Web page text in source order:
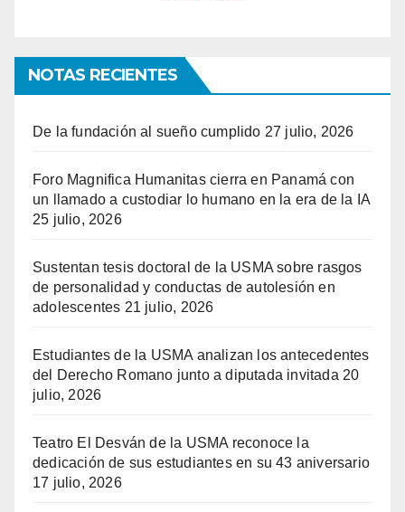
NOTAS RECIENTES
De la fundación al sueño cumplido 27 julio, 2026
Foro Magnifica Humanitas cierra en Panamá con
un llamado a custodiar lo humano en la era de la IA
25 julio, 2026
Sustentan tesis doctoral de la USMA sobre rasgos
de personalidad y conductas de autolesión en
adolescentes 21 julio, 2026
Estudiantes de la USMA analizan los antecedentes
del Derecho Romano junto a diputada invitada 20
julio, 2026
Teatro El Desván de la USMA reconoce la
dedicación de sus estudiantes en su 43 aniversario
17 julio, 2026